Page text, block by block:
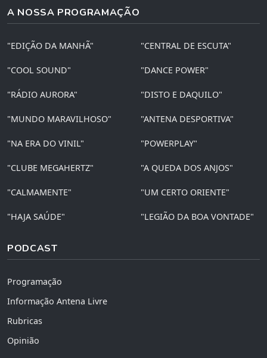
A NOSSA PROGRAMAÇÃO
"EDIÇÃO DA MANHÃ" "CENTRAL DE ESCUTA"
"COOL SOUND" "DANCE POWER"
"RÁDIO AURORA" "DISTO E DAQUILO"
"MUNDO MARAVILHOSO" "ANTENA DESPORTIVA"
"NA ERA DO VINIL" "POWERPLAY"
"CLUBE MEGAHERTZ" "A QUEDA DOS ANJOS"
"CALMAMENTE" "UM CERTO ORIENTE"
"HAJA SAÚDE" "LEGIÃO DA BOA VONTADE"
PODCAST
Programação
Informação Antena Livre
Rubricas
Opinião